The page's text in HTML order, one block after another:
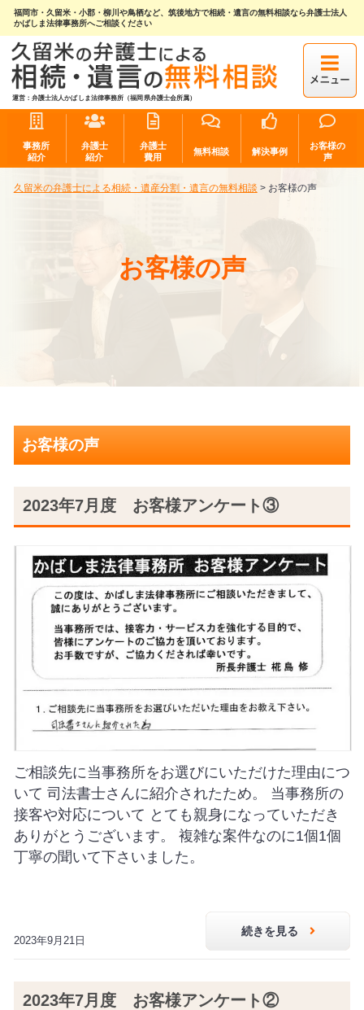
福岡市・久留米・小郡・柳川や鳥栖など、筑後地方で相続・遺言の無料相談なら弁護士法人
かばしま法律事務所へご相談ください
運営：弁護士法人かばしま法律事務所（福岡県弁護士会所属）
事務所
紹介
弁護士
紹介
弁護士
費用
無料相談 解決事例
お客様の
声
久留米の弁護士による相続・遺産分割・遺言の無料相談 > お客様の声
お客様の声
お客様の声
2023年7月度 お客様アンケート③
ご相談先に当事務所をお選びにいただけた理由につ
いて 司法書士さんに紹介されたため。 当事務所の
接客や対応について とても親身になっていただき
ありがとうございます。 複雑な案件なのに1個1個
丁寧の聞いて下さいました。
2023年9月21日
続きを見る
2023年7月度 お客様アンケート②